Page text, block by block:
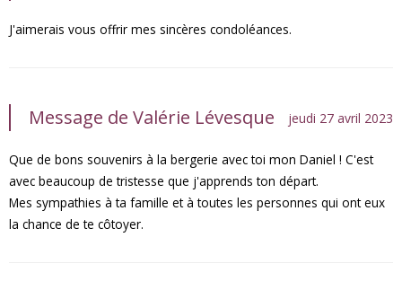
J'aimerais vous offrir mes sincères condoléances.
Message de Valérie Lévesque jeudi 27 avril 2023
Que de bons souvenirs à la bergerie avec toi mon Daniel ! C'est
avec beaucoup de tristesse que j'apprends ton départ.
Mes sympathies à ta famille et à toutes les personnes qui ont eux
la chance de te côtoyer.